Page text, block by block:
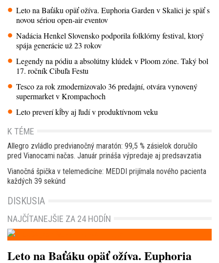
Leto na Baťáku opäť ožíva. Euphoria Garden v Skalici je späť s
novou sériou open-air eventov
Nadácia Henkel Slovensko podporila folklórny festival, ktorý
spája generácie už 23 rokov
Legendy na pódiu a absolútny klúdek v Ploom zóne. Taký bol
17. ročník Cibuľa Festu
Tesco za rok zmodernizovalo 36 predajní, otvára vynovený
supermarket v Krompachoch
Leto preverí kĺby aj ľudí v produktívnom veku
K TÉME
Allegro zvládlo predvianočný maratón: 99,5 % zásielok doručilo
pred Vianocami načas. Január prináša výpredaje aj predsavzatia
Vianočná špička v telemedicíne: MEDDI prijímala nového pacienta
každých 39 sekúnd
DISKUSIA
NAJČÍTANEJŠIE ZA 24 HODÍN
Leto na Baťáku opäť ožíva. Euphoria